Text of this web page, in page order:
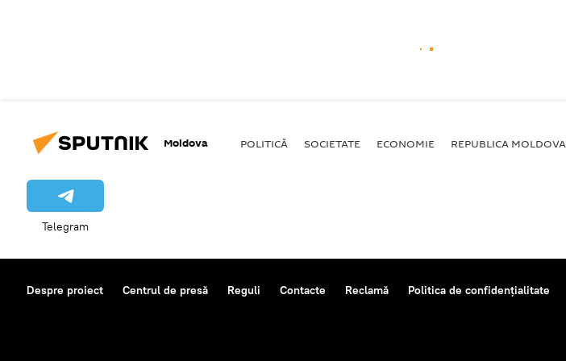
Moldova POLITICĂ SOCIETATE ECONOMIE REPUBLICA MOLDOVA
Telegram
Despre proiect Centrul de presă Reguli Contacte Reclamă Politica de confidențialitate